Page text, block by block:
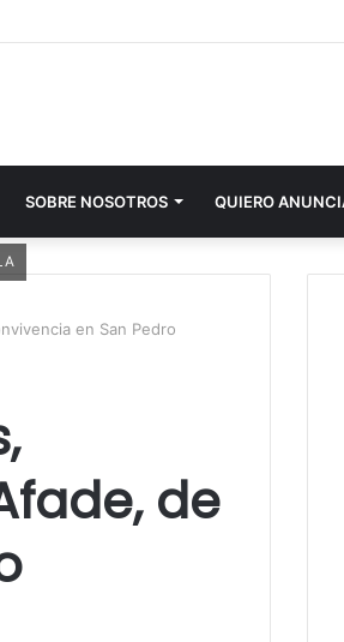
SOBRE NOSOTROS QUIERO
en San Pedro
de